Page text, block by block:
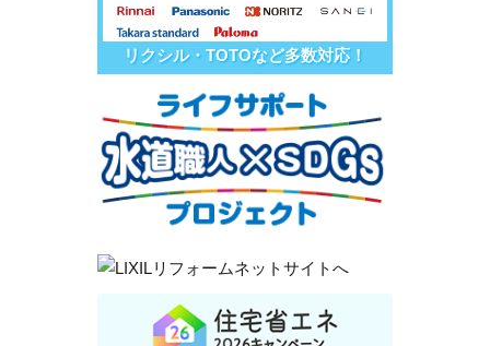
リクシル・TOTOなど多数対応！